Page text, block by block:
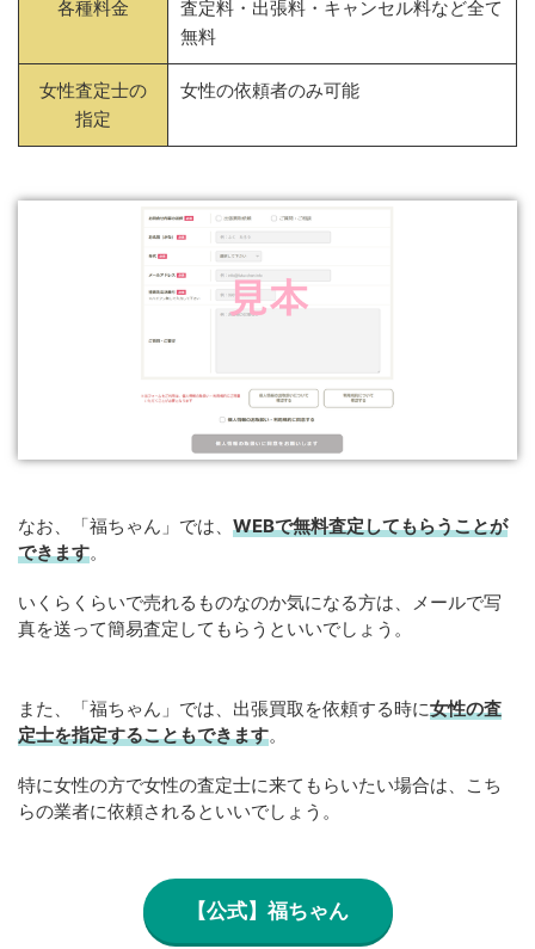
各種料金
査定料・出張料・キャンセル料など全て
無料
女性査定士の
指定
女性の依頼者のみ可能
なお、「福ちゃん」では、 WEBで無料査定してもらうことが
できます。
いくらくらいで売れるものなのか気になる方は、メールで写
真を送って簡易査定してもらうといいでしょう。
また、「福ちゃん」では、出張買取を依頼する時に女性の査
定士を指定することもできます。
特に女性の方で女性の査定士に来てもらいたい場合は、こち
らの業者に依頼されるといいでしょう。
【公式】福ちゃん